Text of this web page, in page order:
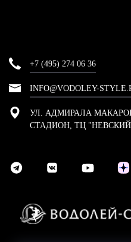
+7 (495) 274 06 36
INFO@VODOLEY-
УЛ. АДМИРАЛА
СТАДИОН, ТЦ